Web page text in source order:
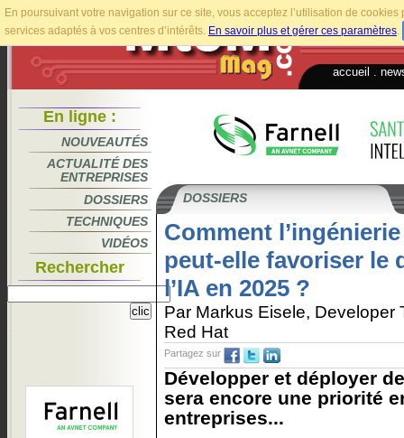
En poursuivant votre navigation sur ce site, vous acceptez l’utilisation de
services adaptés à vos centres d’intérêts. En savoir plus et gérer ces paramètres.
accueil
En ligne :
NOUVEAUTÉS
ACTUALITÉ DES
ENTREPRISES
DOSSIERS
TECHNIQUES
VIDÉOS
Rechercher
DOSSIERS
Comment
peut-elle favoriser le
l’IA en 2025 ?
Par Markus Eisele, Developer
Red Hat
Partagez sur
Développer et déployer
sera encore une priorité
entreprises...